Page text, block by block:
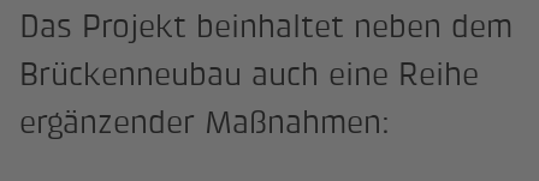
Das Projekt beinhaltet neben dem
Brückenneubau auch eine Reihe
ergänzender Maßnahmen: